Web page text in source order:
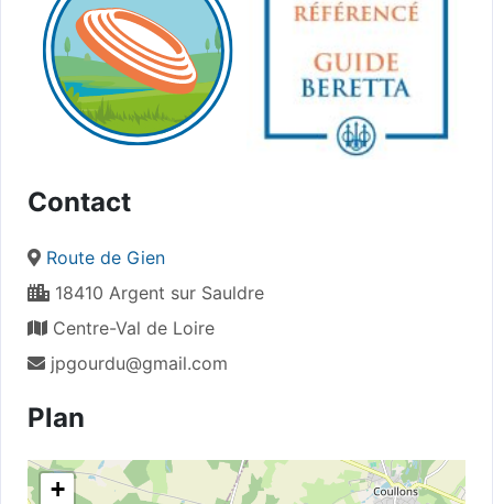
Contact
Route de Gien
18410 Argent sur Sauldre
Centre-Val de Loire
jpgourdu@gmail.com
Plan
+